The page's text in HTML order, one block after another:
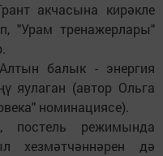
акчасына кирәкле
"Урам тренажерлары"
балык - энергия
яулаган (автор Ольга
номинациясе).
режимында
хезмәтчәннәрен дә